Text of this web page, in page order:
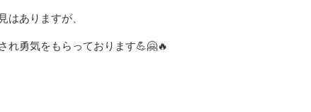
はありますが、
れ勇気をもらっております💪🤗🔥